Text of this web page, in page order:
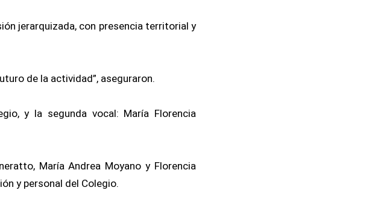
jerarquizada, con presencia territorial y
de la actividad”, aseguraron.
y la segunda vocal: María Florencia
María Andrea Moyano y Florencia
y personal del Colegio.